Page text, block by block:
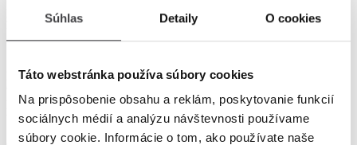
Súhlas Detaily O cookies
Táto webstránka používa súbory cookies
Na prispôsobenie obsahu a reklám, poskytovanie funkcií
sociálnych médií a analýzu návštevnosti používame
súbory cookie. Informácie o tom, ako používate naše
s odbornou inštaláciou), a to v lokalitách špecifikovaných v Tarife
poskytovať len s využitím prenajatého resp. zakúpeného modemu
podmienok aktuálne platnej kampane (len s odbornou inštaláciou), a
to v lokalitách špecifikovaných v Tarife UPC Internet.